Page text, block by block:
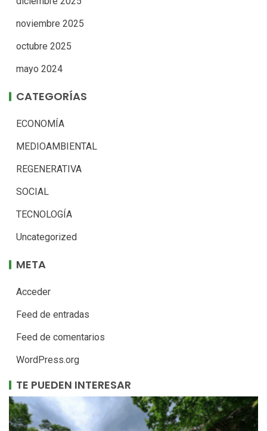
noviembre 2025
octubre 2025
mayo 2024
CATEGORÍAS
ECONOMÍA
MEDIOAMBIENTAL
REGENERATIVA
SOCIAL
TECNOLOGÍA
Uncategorized
META
Acceder
Feed de entradas
Feed de comentarios
WordPress.org
TE PUEDEN INTERESAR